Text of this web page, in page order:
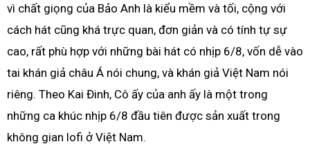
vì chất giọng của Bảo Anh là kiểu mềm và tối, cộng với
cách hát cũng khá trực quan, đơn giản và có tính tự sự
cao, rất phù hợp với những bài hát có nhịp 6/8, vốn dễ vào
tai khán giả châu Á nói chung, và khán giả Việt Nam nói
riêng. Theo Kai Đinh, Cô ấy của anh ấy là một trong
những ca khúc nhịp 6/8 đầu tiên được sản xuất trong
không gian lofi ở Việt Nam.